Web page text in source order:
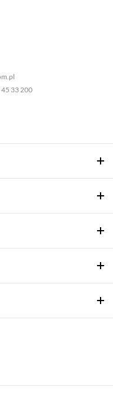
45 33 200